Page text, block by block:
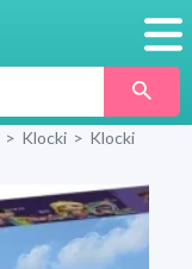
> Klocki > Klocki